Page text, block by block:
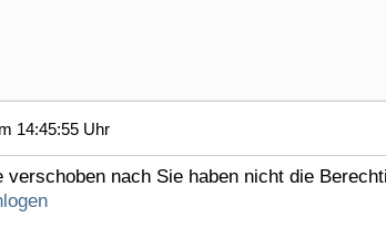
14:45:55 Uhr
verschoben nach Sie haben nicht die